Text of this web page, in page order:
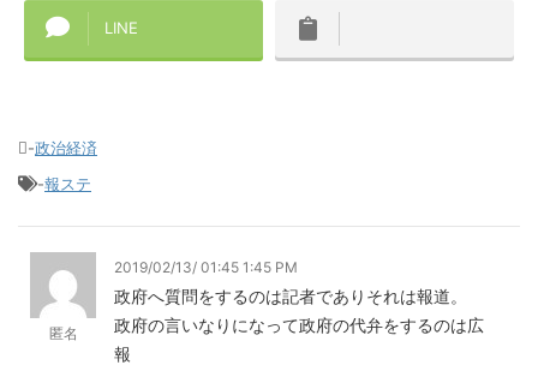
LINE
-政治経済
-報ステ
匿名
2019/02/13/ 01:45 1:45 PM
政府へ質問をするのは記者でありそれは報道。
政府の言いなりになって政府の代弁をするのは広
報